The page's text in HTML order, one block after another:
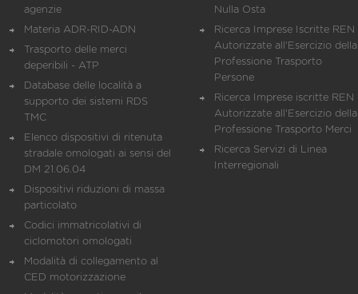
agenzie
Materia ADR-RID-ADN
Trasporto delle merci
deperibili - ATP
Database delle località a
supporto dei sistemi RDS
TMC
Elenco dispositivi di ritenuta
stradale omologati ai sensi del
DM 21.06.04
Dispositivi riduzioni di massa
particolato
Codici immatricolativi di
ciclomotori omologati
Modalità di collegamento al
CED motorizzazione
Nulla Osta
Ricerca Imprese Iscritte REN
Autorizzate all'Esercizio della
Professione Trasporto
Persone
Ricerca Imprese iscritte REN
Autorizzate all'Esercizio della
Professione Trasporto Merci
Ricerca Servizi di Linea
Interregionali